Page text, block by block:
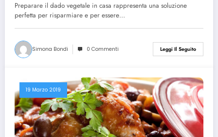
Preparare il dado vegetale in casa rappresenta una soluzione
perfetta per risparmiare e per essere…
Simona Bondi 0 Commenti Leggi Il Seguito
19 Marzo 2019